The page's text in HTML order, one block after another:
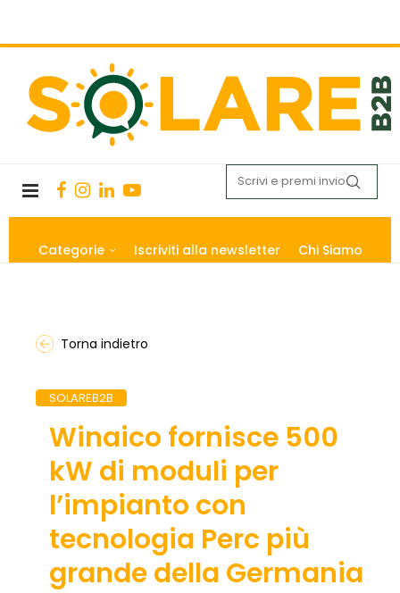
Categorie Iscriviti alla newsletter Chi Siamo
Torna indietro
SOLAREB2B
Winaico fornisce 500
kW di moduli per
l’impianto con
tecnologia Perc più
grande della Germania